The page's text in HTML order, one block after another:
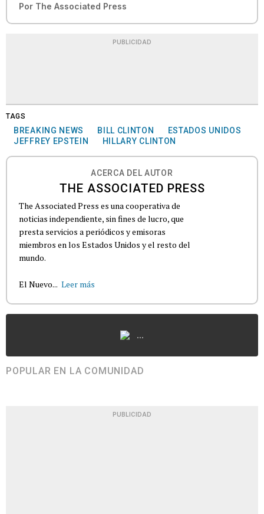
Por The Associated Press
PUBLICIDAD
TAGS
BREAKING NEWS BILL CLINTON
ESTADOS UNIDOS
JEFFREY EPSTEIN
HILLARY CLINTON
ACERCA DEL AUTOR
THE ASSOCIATED PRESS
The Associated Press es una cooperativa de
noticias independiente, sin fines de lucro, que
presta servicios a periódicos y emisoras
miembros en los Estados Unidos y el resto del
mundo.
El Nuevo... Leer más
...
POPULAR EN LA COMUNIDAD
PUBLICIDAD